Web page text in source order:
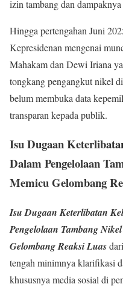
izin tambang dan
Hingga pertengahan Juni
Kepresidenan mengenai
Mahakam dan Dewi Iriana
tongkang pengangkut nikel
belum membuka data
transparan kepada publik.
Isu Dugaan
Dalam Pengelolaan
Memicu Gelombang
Isu Dugaan Keterlibatan
Pengelolaan Tambang
Gelombang Reaksi Luas
tengah minimnya klarifikasi
khususnya media sosial di